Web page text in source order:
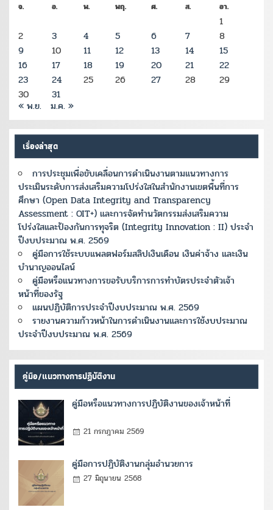
จ. อ. พ. พฤ. ศ. ส. อา.
1
2
3 4 5 6 7
8
9
10 11 12 13 14
15
16
17 18 19 20 21
22
23
24 25 26 27 28
29
30
31
« พ.ย. ม.ค. »
เรื่องล่าสุด
การประชุมเพื่อขับเคลื่อนการดำเนินงานตามแนวทางการ
ประเมินระดับการส่งเสริมความโปร่งใสในสำนักงานเขตพื้นที่การ
ศึกษา (Open Data Integrity and Transparency
Assessment : OIT+) และการจัดทำนวัตกรรมส่งเสริมความ
โปร่งใสและป้องกันการทุจริต (Integrity Innovation : II) ประจำ
ปีงบประมาณ พ.ศ. 2569
คู่มือการใช้ระบบแพลตฟอร์มสลิปเงินเดือน เงินค่าจ้าง และเงิน
บำนาญออนไลน์
คู่มือหรือแนวทางการขอรับบริการการทำบัตรประจำตัวเจ้า
หน้าที่ของรัฐ
แผนปฏิบัติการประจำปีงบประมาณ พ.ศ. 2569
รายงานความก้าวหน้าในการดำเนินงานและการใช้งบประมาณ
ประจำปีงบประมาณ พ.ศ. 2569
คู่มือ/แนวทางการปฏิบัติงาน
คู่มือหรือแนวทางการปฏิบัติงานของเจ้าหน้าที่
21 กรกฎาคม 2569
คู่มือการปฏิบัติงานกลุ่มอำนวยการ
27 มิถุนายน 2568